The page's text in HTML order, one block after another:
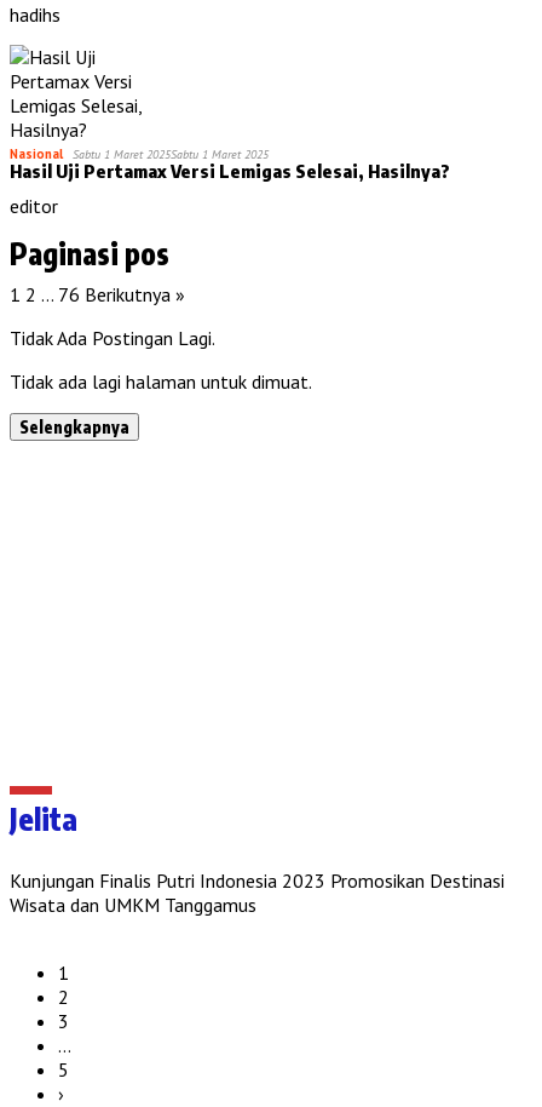
hadihs
Nasional Sabtu 1 Maret 2025Sabtu 1 Maret 2025
Hasil Uji Pertamax Versi Lemigas Selesai, Hasilnya?
editor
Paginasi pos
1 2 … 76 Berikutnya »
Tidak Ada Postingan Lagi.
Tidak ada lagi halaman untuk dimuat.
Selengkapnya
Jelita
Kunjungan Finalis Putri Indonesia 2023 Promosikan Destinasi
Wisata dan UMKM Tanggamus
1
2
3
…
5
›